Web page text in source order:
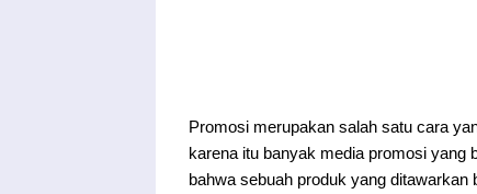
Promosi merupakan salah satu cara
karena itu banyak media promosi yang
bahwa sebuah produk yang